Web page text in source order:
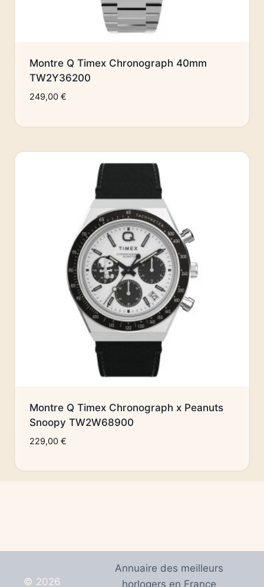
Montre Q Timex Chronograph 40mm
TW2Y36200
249,00 €
Montre Q Timex Chronograph x Peanuts
Snoopy TW2W68900
229,00 €
© 2026
Annuaire des meilleurs
horlogers en France